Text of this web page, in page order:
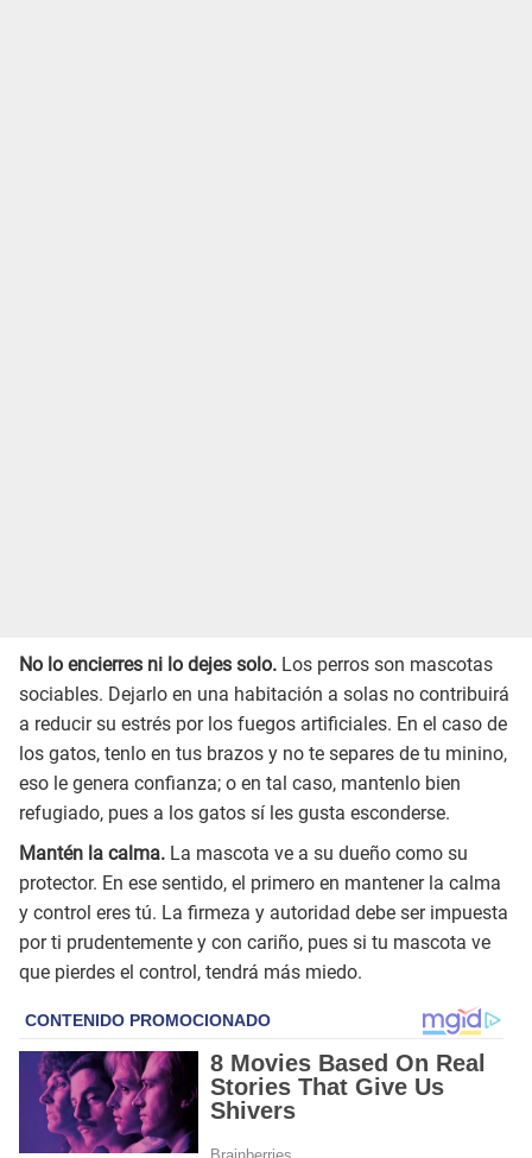
No lo encierres ni lo dejes solo. Los perros son mascotas
sociables. Dejarlo en una habitación a solas no contribuirá
a reducir su estrés por los fuegos artificiales. En el caso de
los gatos, tenlo en tus brazos y no te separes de tu minino,
eso le genera confianza; o en tal caso, mantenlo bien
refugiado, pues a los gatos sí les gusta esconderse.
Mantén la calma. La mascota ve a su dueño como su
protector. En ese sentido, el primero en mantener la calma
y control eres tú. La firmeza y autoridad debe ser impuesta
por ti prudentemente y con cariño, pues si tu mascota ve
que pierdes el control, tendrá más miedo.